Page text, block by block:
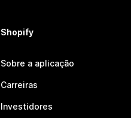
Shopify
Sobre a aplicação
Carreiras
Investidores